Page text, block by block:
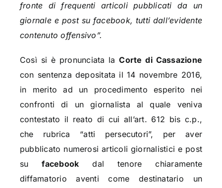
fronte di frequenti articoli pubblicati da un
giornale e post su facebook, tutti dall’evidente
contenuto offensivo”.
Così si è pronunciata laCorte di Cassazione
con sentenza depositata il 14 novembre 2016,
in merito ad un procedimento esperito nei
confronti di un giornalista al quale veniva
contestato il reato di cui all’art. 612 bis c.p.,
che rubrica “atti persecutori”, per aver
pubblicato numerosi articoli giornalistici e post
sufacebook dal tenore chiaramente
diffamatorio aventi come destinatario un